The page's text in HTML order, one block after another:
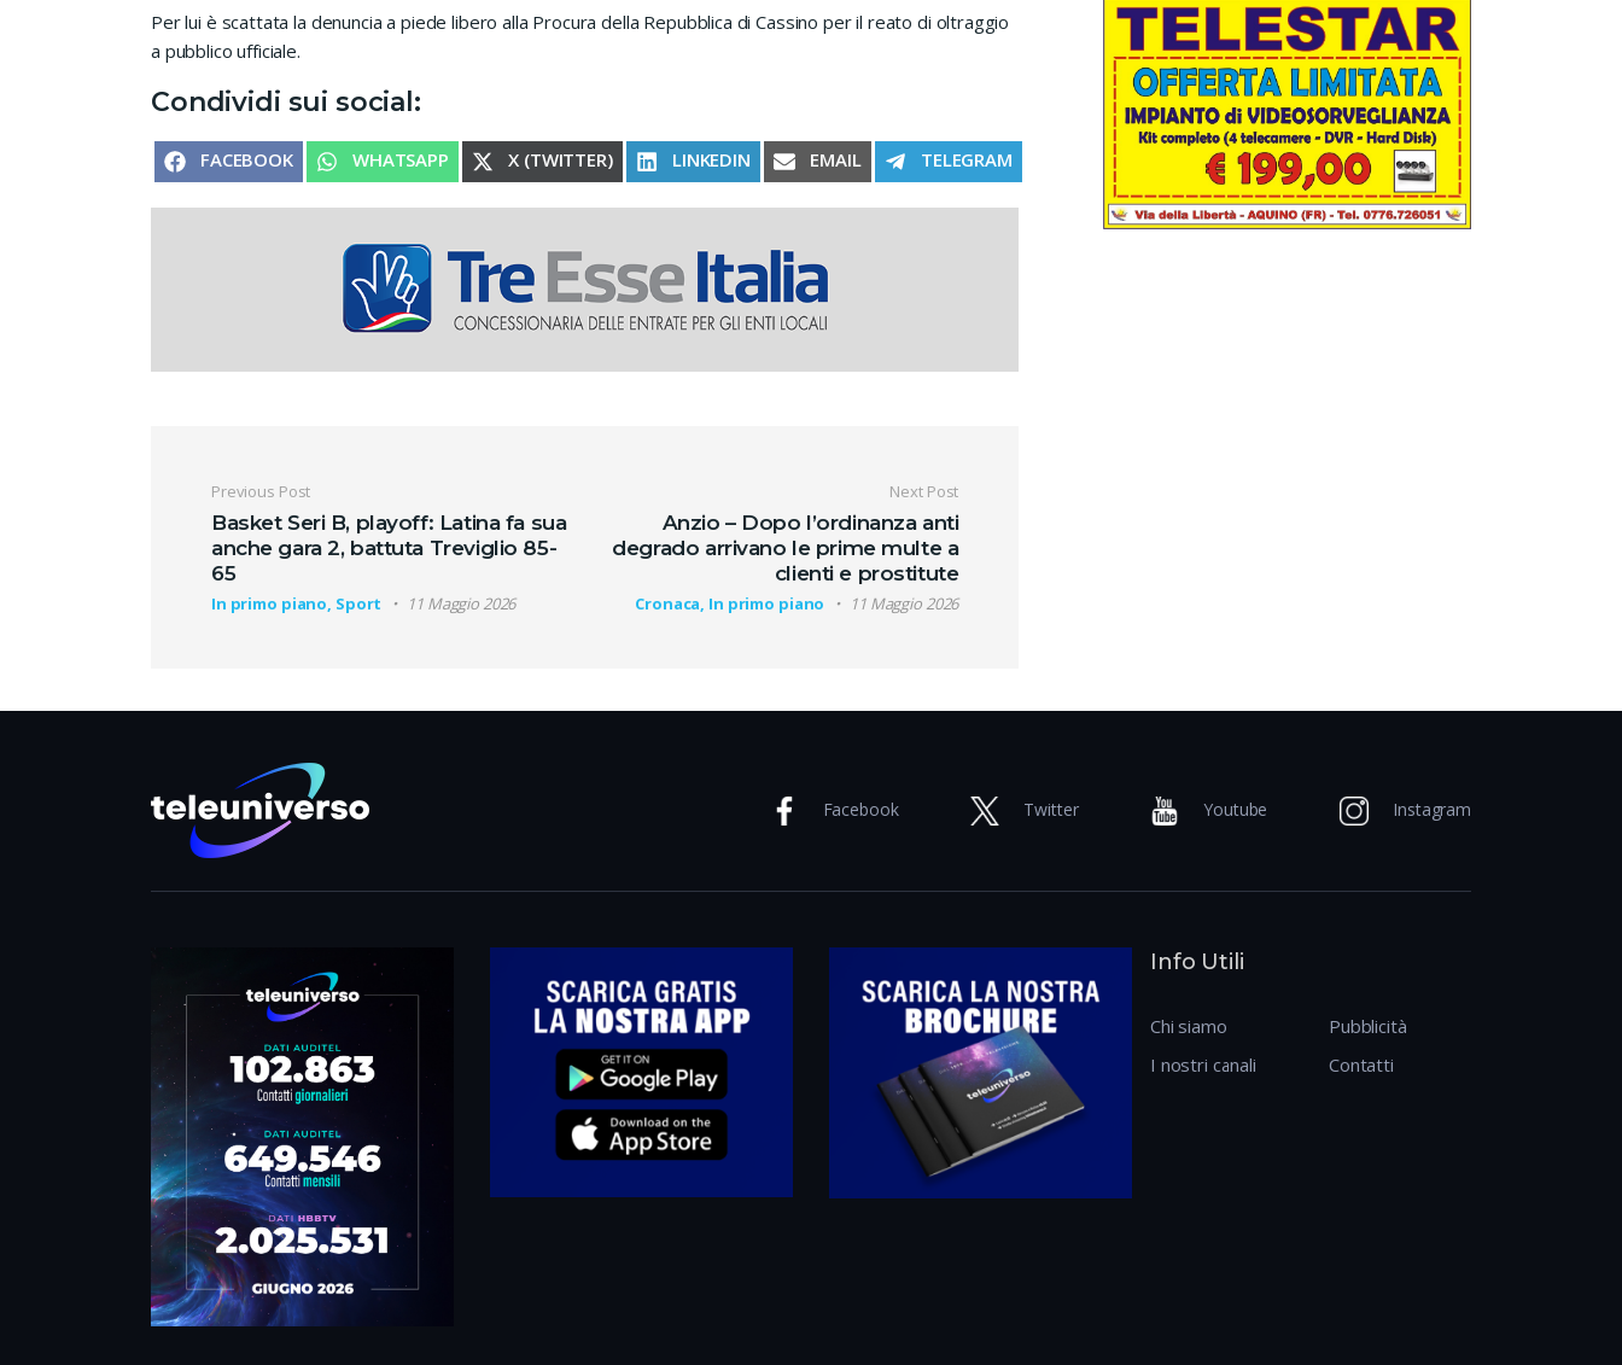
Per lui è scattata la denuncia a piede libero alla Procura della Repubblica di Cassino per il reato di oltraggio
a pubblico ufficiale.
Condividi sui social:
SHARE ON
FACEBOOK SHARE ON
WHATSAPP SHARE ON
X (TWITTER) SHARE ON
LINKEDIN SHARE ON
EMAIL SHARE ON
TELEGRAM
Navigazione articoli
Previous Post
Basket Seri B, playoff: Latina fa sua
anche gara 2, battuta Treviglio 85-
65
In primo piano, Sport 11 Maggio 2026
Next Post
Anzio – Dopo l’ordinanza anti
degrado arrivano le prime multe a
clienti e prostitute
Cronaca, In primo piano 11 Maggio 2026
Facebook Twitter Youtube Instagram
Info Utili
Chi siamo
I nostri canali
Pubblicità
Contatti